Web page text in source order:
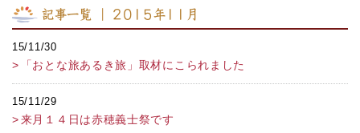
記事一覧 ｜ 2015年11月
15/11/30
「おとな旅あるき旅」取材にこられました
15/11/29
来月１４日は赤穂義士祭です